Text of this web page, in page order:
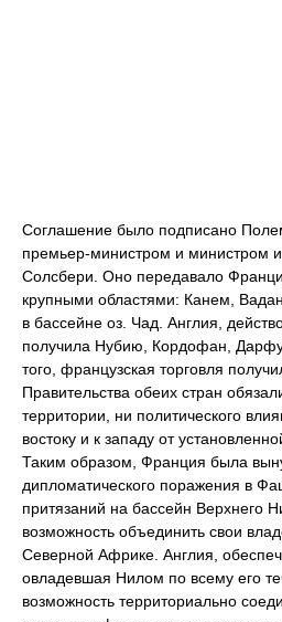
Соглашение было подписано
премьер-министром и министром
Солсбери. Оно передавало
крупными областями: Канем,
в бассейне оз. Чад. Англия,
получила Нубию, Кордофан,
того, французская торговля
Правительства обеих стран
территории, ни политического
востоку и к западу от
Таким образом, Франция была
дипломатического поражения в
притязаний на бассейн Верхнего
возможность объединить свои
Северной Африке. Англия,
овладевшая Нилом по всему его
возможность территориально